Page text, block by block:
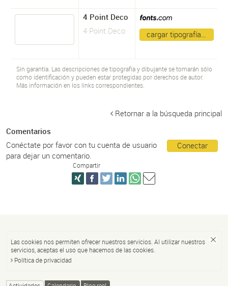
4 Point Deco
4 Point Deco
cargar tipografía…
Sin garantía. Las descripciones de tipografía y dibujante se tomarán sólo
como identificación y pueden estar protegidas por derechos de autor.
Más información en los links correspondientes.
Retornar a la búsqueda principal
Comentarios
Conectar
Conéctate por favor con tu cuenta de usuario
para dejar un comentario.
Compartir
Las cookies nos permiten ofrecer nuestros servicios. Al utilizar nuestros
servicios, aceptas el uso que hacemos de las cookies.
Política de privacidad